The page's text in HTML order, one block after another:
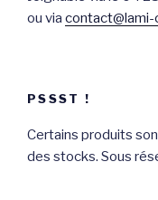
ou via contact@lami-
PSSST !
Certains produits
des stocks. Sous